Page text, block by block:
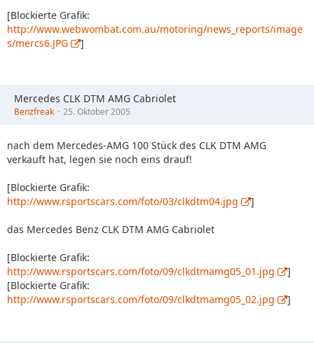
[Blockierte Grafik:
http://www.webwombat.com.au/motoring/news_reports/image
s/mercs6.JPG
]
Mercedes CLK DTM AMG Cabriolet
Benzfreak 25. Oktober 2005
nach dem Mercedes-AMG 100 Stück des CLK DTM AMG
verkauft hat, legen sie noch eins drauf!
[Blockierte Grafik:
http://www.rsportscars.com/foto/03/clkdtm04.jpg
]
das Mercedes Benz CLK DTM AMG Cabriolet
[Blockierte Grafik:
http://www.rsportscars.com/foto/09/clkdtmamg05_01.jpg
]
[Blockierte Grafik:
http://www.rsportscars.com/foto/09/clkdtmamg05_02.jpg
]